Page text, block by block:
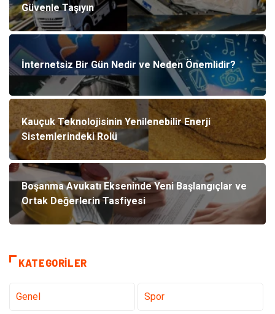
Güvenle Taşıyın
İnternetsiz Bir Gün Nedir ve Neden Önemlidir?
Kauçuk Teknolojisinin Yenilenebilir Enerji
Sistemlerindeki Rolü
Boşanma Avukatı Ekseninde Yeni Başlangıçlar ve
Ortak Değerlerin Tasfiyesi
KATEGORILER
Genel Spor